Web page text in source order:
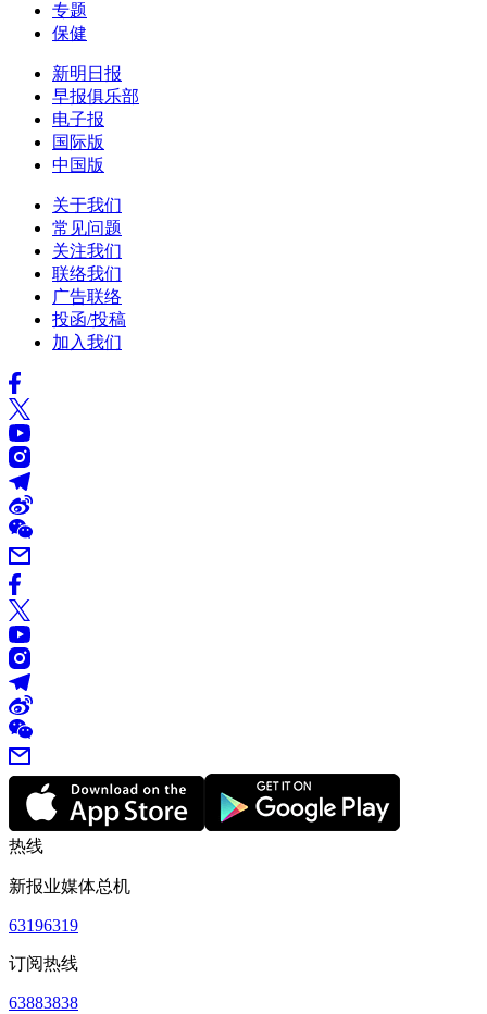
专题
保健
新明日报
早报俱乐部
电子报
国际版
中国版
关于我们
常见问题
关注我们
联络我们
广告联络
投函/投稿
加入我们
热线
新报业媒体总机
63196319
订阅热线
63883838